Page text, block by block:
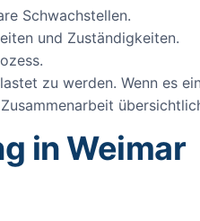
Schwachstellen.
und Zuständigkeiten.
zu werden. Wenn es
in Weimar